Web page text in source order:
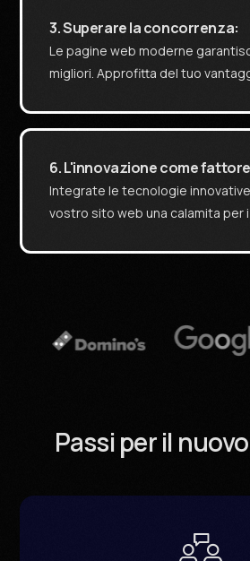
3. Superare la concorrenza:
Le pagine web moderne
migliori. Approfitta del tuo
6. L'innovazione come
Integrate le tecnologie
vostro sito web una calamita per i
Passi per il